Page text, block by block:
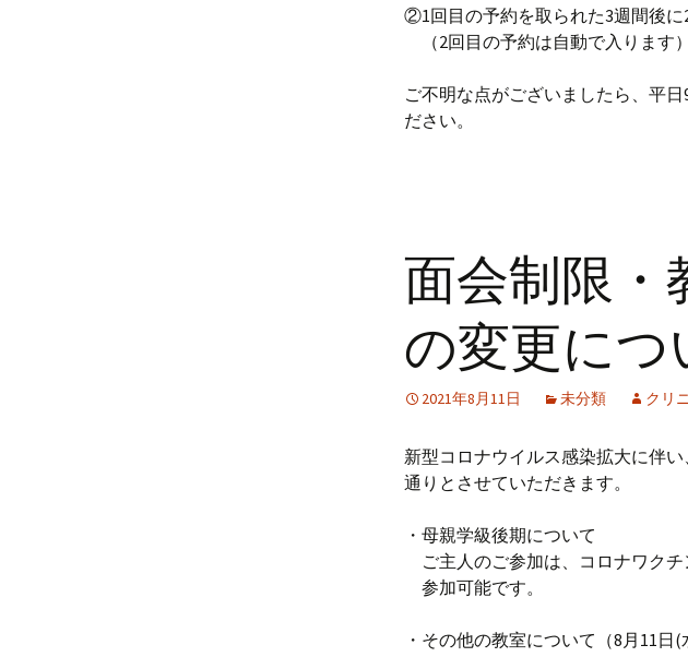
②1回目の予約を取られた3週間後に
（2回目の予約は自動で入ります）
ご不明な点がございましたら、平
ださい。
面会制限・
の変更につ
2021年8月11日 未分類 クリ
新型コロナウイルス感染拡大に伴
通りとさせていただきます。
・母親学級後期について
ご主人のご参加は、コロナワク
参加可能です。
・その他の教室について（8月11日(